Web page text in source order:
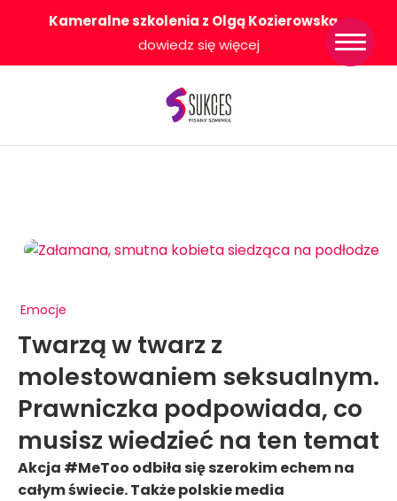
Kameralne szkolenia z Olgą Kozierowską-
dowiedz się więcej
Emocje
Twarzą w twarz z
molestowaniem seksualnym.
Prawniczka podpowiada, co
musisz wiedzieć na ten temat
Akcja #MeToo odbiła się szerokim echem na
całym świecie. Także polskie media
Strona główna
Konkurs Sukces